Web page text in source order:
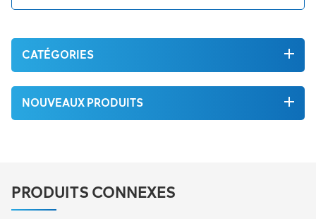
CATÉGORIES
NOUVEAUX PRODUITS
PRODUITS CONNEXES